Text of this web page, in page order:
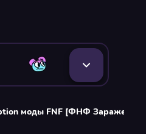
моды FNF [ФНФ Заражение]